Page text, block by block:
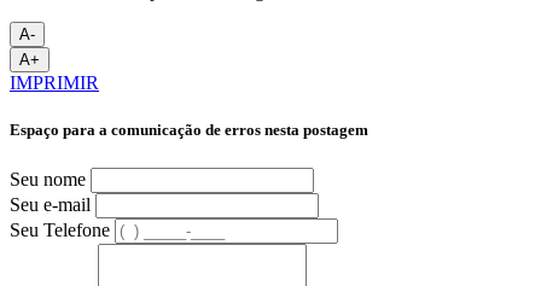
A-
A+
IMPRIMIR
Espaço para a comunicação de erros nesta postagem
Seu nome
Seu e-mail
Seu Telefone